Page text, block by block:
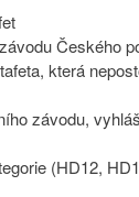
Českého
která
závodu,
(HD12,